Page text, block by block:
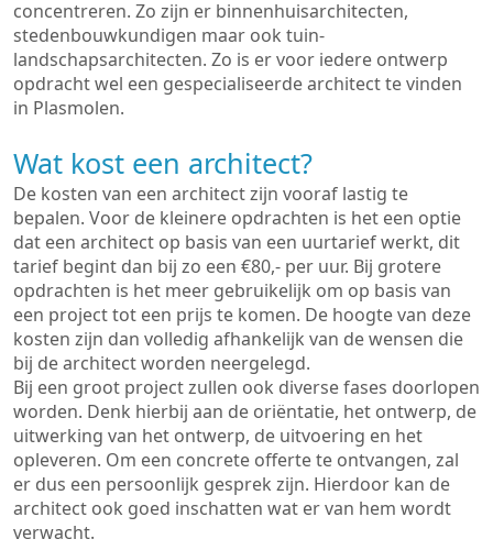
concentreren. Zo zijn er binnenhuisarchitecten,
stedenbouwkundigen maar ook tuin-
landschapsarchitecten. Zo is er voor iedere ontwerp
opdracht wel een gespecialiseerde architect te vinden
in Plasmolen.
Wat kost een architect?
De kosten van een architect zijn vooraf lastig te
bepalen. Voor de kleinere opdrachten is het een optie
dat een architect op basis van een uurtarief werkt, dit
tarief begint dan bij zo een €80,- per uur. Bij grotere
opdrachten is het meer gebruikelijk om op basis van
een project tot een prijs te komen. De hoogte van deze
kosten zijn dan volledig afhankelijk van de wensen die
bij de architect worden neergelegd.
Bij een groot project zullen ook diverse fases doorlopen
worden. Denk hierbij aan de oriëntatie, het ontwerp, de
uitwerking van het ontwerp, de uitvoering en het
opleveren. Om een concrete offerte te ontvangen, zal
er dus een persoonlijk gesprek zijn. Hierdoor kan de
architect ook goed inschatten wat er van hem wordt
verwacht.